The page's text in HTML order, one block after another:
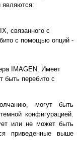
являются:
связанного с
с помощью опций -
IMAGEN. Имеет
быть перебито с
могут быть
конфигурацией.
или не может быть
приведенные выше